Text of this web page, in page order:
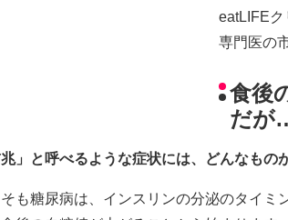
eatLIFE
専門医の
食後
だが
」と呼べるような症状には、どんなもの
も糖尿病は、インスリンの分泌のタイミ